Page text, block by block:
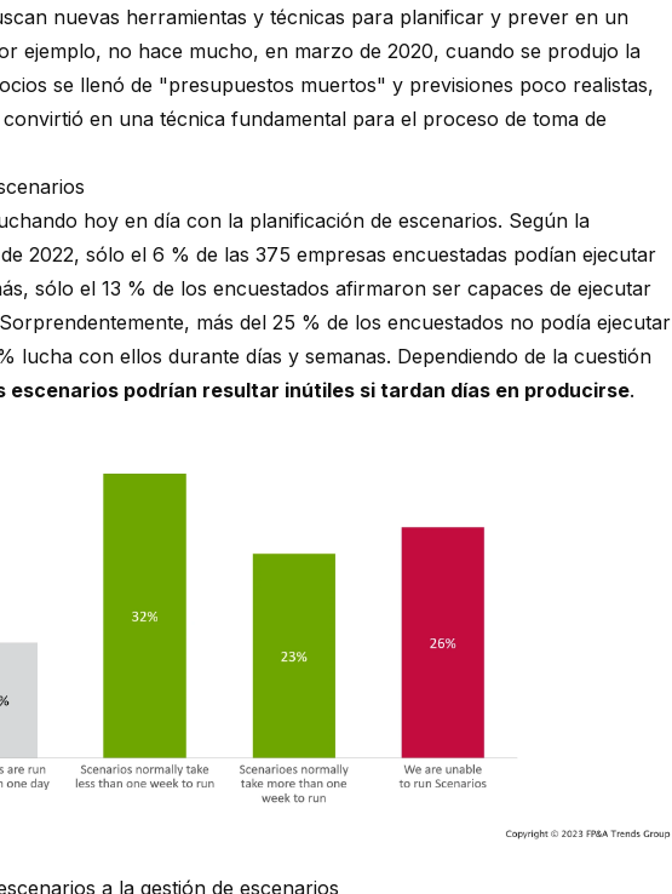
nuevas herramientas y técnicas para planificar y prever en un
ejemplo, no hace mucho, en marzo de 2020, cuando se produjo la
se llenó de "presupuestos muertos" y previsiones poco realistas,
en una técnica fundamental para el proceso de toma de
hoy en día con la planificación de escenarios. Según la
2022, sólo el 6 % de las 375 empresas encuestadas podían ejecutar
sólo el 13 % de los encuestados afirmaron ser capaces de ejecutar
más del 25 % de los encuestados no podía ejecutar
lucha con ellos durante días y semanas. Dependiendo de la cuestión
escenarios podrían resultar inútiles si tardan días en producirse.
a la gestión de escenarios